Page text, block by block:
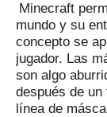
Minecraft
mundo y su
concepto se
jugador. Las
son algo
después de un
línea de